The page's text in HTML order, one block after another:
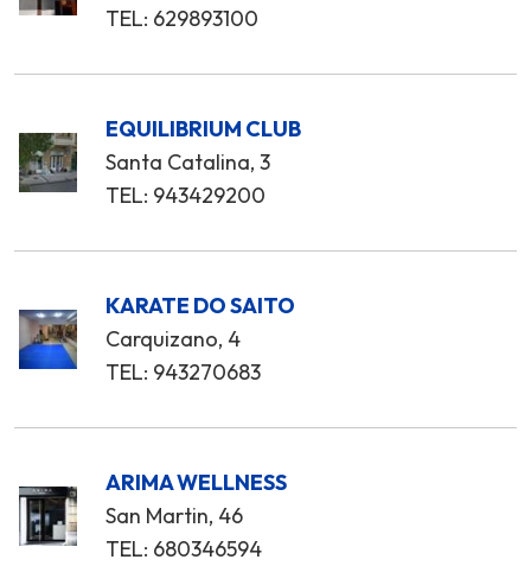
TEL: 629893100
EQUILIBRIUM CLUB
Santa Catalina, 3
TEL: 943429200
KARATE DO SAITO
Carquizano, 4
TEL: 943270683
ARIMA WELLNESS
San Martin, 46
TEL: 680346594